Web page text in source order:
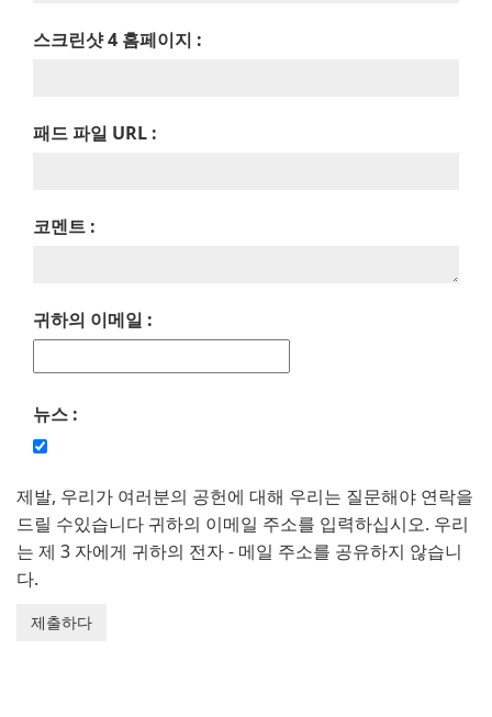
스크린샷 4 홈페이지 :
패드 파일 URL :
코멘트 :
귀하의 이메일 :
뉴스 :
제발, 우리가 여러분의 공헌에 대해 우리는 질문해야 연락을
드릴 수있습니다 귀하의 이메일 주소를 입력하십시오. 우리
는 제 3 자에게 귀하의 전자 - 메일 주소를 공유하지 않습니
다.